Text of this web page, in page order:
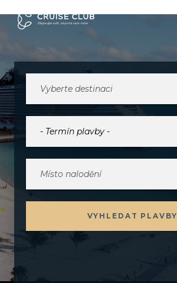
Vyberte destinaci
Místo nalodění
VYHLEDAT PLAVBY